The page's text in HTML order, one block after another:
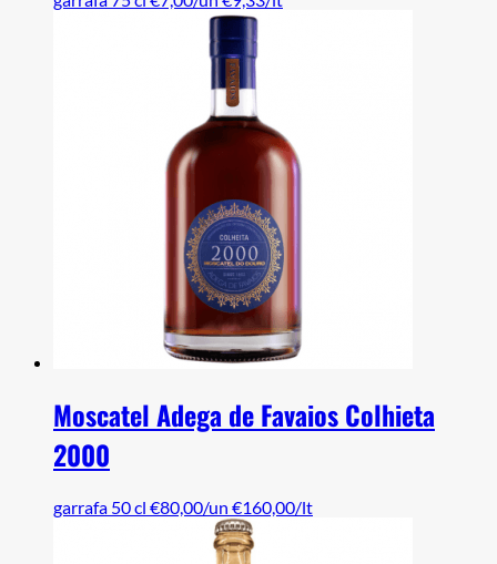
Moscatel Adega de Favaios Colhieta
2000
garrafa 50 cl €80,00/un €160,00/lt